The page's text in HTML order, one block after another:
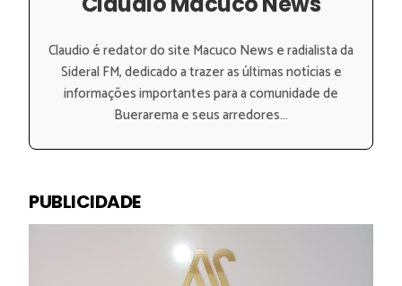
Claudio é redator do site Macuco News e radialista da
Sideral FM, dedicado a trazer as últimas notícias e
informações importantes para a comunidade de
Buerarema e seus arredores...
PUBLICIDADE